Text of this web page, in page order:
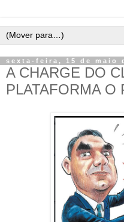
sexta-feira, 15 de maio
A CHARGE DO
PLATAFORMA O